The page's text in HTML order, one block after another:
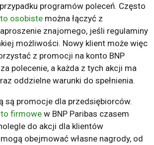
programów poleceń. Często
osobiste można łączyć z
znajomego, jeśli regulaminy
możliwości. Nowy klient może więc
z promocji na konto BNP
polecenie, a każda z tych akcji ma
oddzielne warunki do spełnienia.
są promocje dla przedsiębiorców.
firmowe w BNP Paribas czasem
do akcji dla klientów
obejmować własne nagrody, od